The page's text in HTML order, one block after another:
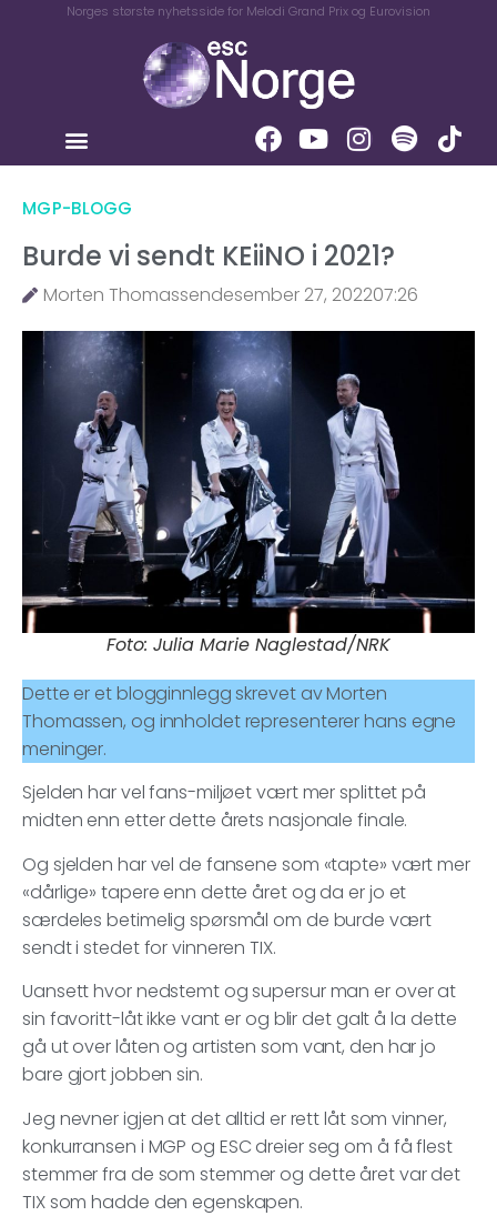
Norges største nyhetsside for Melodi Grand Prix og Eurovision
MGP-BLOGG
Burde vi sendt KEiiNO i 2021?
Morten Thomassendesember 27, 202207:26
Foto: Julia Marie Naglestad/NRK
Dette er et blogginnlegg skrevet av Morten
Thomassen, og innholdet representerer hans egne
meninger.
Sjelden har vel fans-miljøet vært mer splittet på
midten enn etter dette årets nasjonale finale.
Og sjelden har vel de fansene som «tapte» vært mer
«dårlige» tapere enn dette året og da er jo et
særdeles betimelig spørsmål om de burde vært
sendt i stedet for vinneren TIX.
Uansett hvor nedstemt og supersur man er over at
sin favoritt-låt ikke vant er og blir det galt å la dette
gå ut over låten og artisten som vant, den har jo
bare gjort jobben sin.
Jeg nevner igjen at det alltid er rett låt som vinner,
konkurransen i MGP og ESC dreier seg om å få flest
stemmer fra de som stemmer og dette året var det
TIX som hadde den egenskapen.